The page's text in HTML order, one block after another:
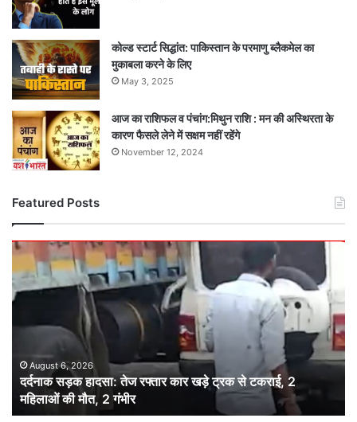
कोल्ड स्टार्ट सिद्धांत: पाकिस्तान के परमाणु ब्लैकमेल का
मुकाबला करने के लिए
May 3, 2025
आज का राशिफल व पंचांग:मिथुन राशि : मन की अस्थिरता के
कारण फैसले लेने में सक्षम नहीं रहेंगे
November 12, 2024
Featured Posts
दर्दनाक
हादसा:
तेज
कार
ट्रक
टकराई,
2
August 6, 2026
दर्दनाक सड़क हादसा: तेज रफ्तार कार खड़े ट्रक से टकराई, 2
महिलाओं की मौत, 2 गंभीर